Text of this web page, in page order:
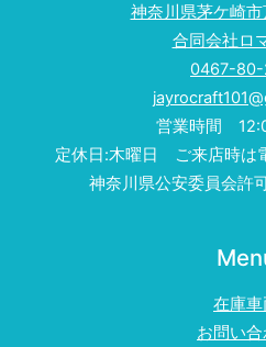
神奈川県茅ケ崎
合同会社ロ
0467-
営業時間
定休日:木曜日 ご来店時は
神奈川県公安委員会許
在庫車
お問い